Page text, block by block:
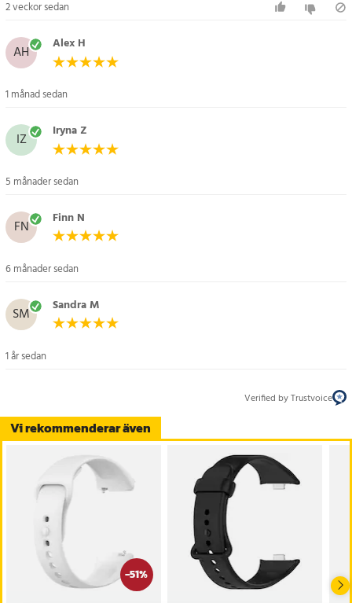
Vi rekommenderar även
-51%
2 veckor sedan
AH Alex H
1 månad sedan
IZ Iryna Z
5 månader sedan
FN Finn N
6 månader sedan
SM Sandra M
1 år sedan
Verified by Trustvoice